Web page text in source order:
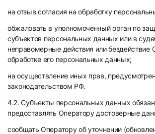
на отзыв согласия на обработку
обжаловать в уполномоченный орган по
субъектов персональных данных или в
неправомерные действия или бездействие
обработке его персональных данных;
на осуществление иных прав,
законодательством РФ.
4.2. Субъекты персональных данных
предоставлять Оператору достоверные
сообщать Оператору об уточнении